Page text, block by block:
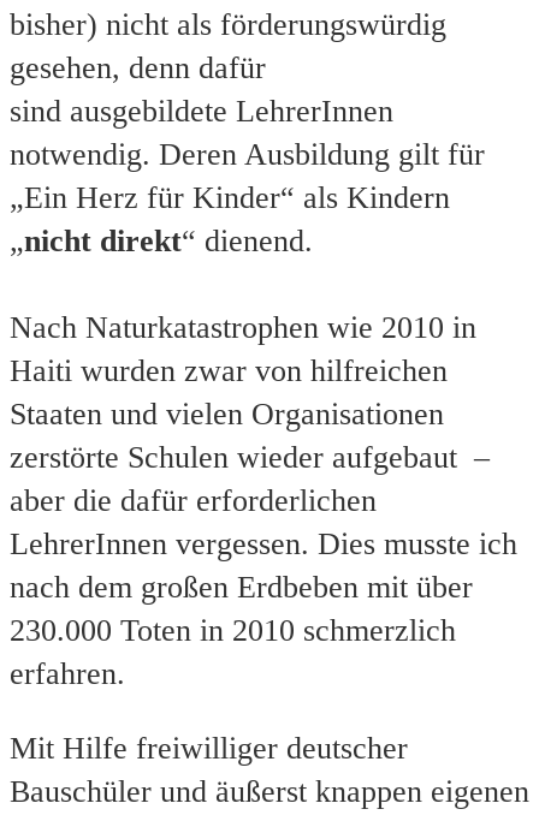
bisher) nicht als förderungswürdig
gesehen, denn dafür
sind ausgebildete LehrerInnen
notwendig. Deren Ausbildung gilt für
„Ein Herz für Kinder“ als Kindern
„nicht direkt“ dienend.
Nach Naturkatastrophen wie 2010 in
Haiti wurden zwar von hilfreichen
Staaten und vielen Organisationen
zerstörte Schulen wieder aufgebaut –
aber die dafür erforderlichen
LehrerInnen vergessen. Dies musste ich
nach dem großen Erdbeben mit über
230.000 Toten in 2010 schmerzlich
erfahren.
Mit Hilfe freiwilliger deutscher
Bauschüler und äußerst knappen eigenen